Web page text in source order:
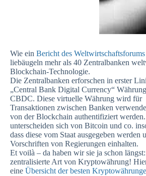
Wie ein Bericht des Weltwirtschaftsforums
liebäugeln mehr als 40 Zentralbanken
Blockchain-Technologie.
Die Zentralbanken erforschen in erster
„Central Bank Digital Currency“
CBDC. Diese virtuelle Währung wird für
Transaktionen zwischen Banken
von der Blockchain authentifiziert
unterscheiden sich von Bitcoin und co.
dass diese vom Staat ausgegeben werden
Vorschriften von Regierungen einhalten.
Et voilà – da haben wir sie ja schon
zentralisierte Art von Kryptowährung!
eine Übersicht der besten